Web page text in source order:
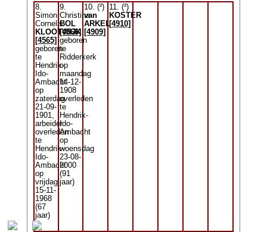
8.
Simon
Cornelis
KLOOTWIJK
[4565]
geboren
te
Hendrik-
Ido-
Ambacht
op
zaterdag
21-09-
1901,
arbeider
overleden
te
Hendrik-
Ido-
Ambacht
op
vrijdag
15-11-
1968
(67
jaar)
9.
Christina
BOL
[4566]
geboren
te
Ridderkerk
op
maandag
14-12-
1908
overleden
te
Hendrik-
Ido-
Ambacht
op
woensdag
23-08-
2000
(91
jaar)
10. (²)
van
ARKEL
[4909]
11. (²)
KOSTER
[4910]